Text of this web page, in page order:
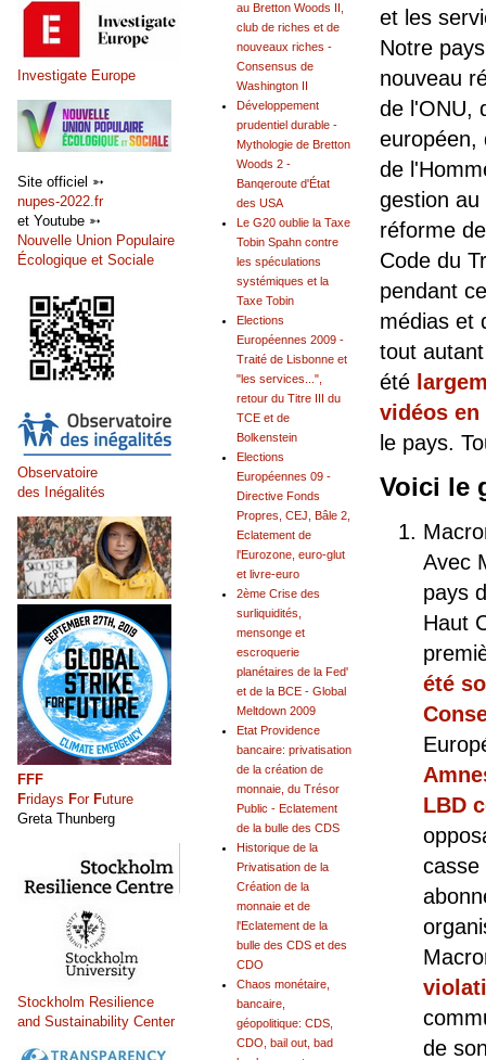
et les
Notre
nouveau
de l'ONU,
européen,
de
gestion
réforme
Code du
pendant
médias et
tout
été
vidéos en
le pays.
Voici le
Avec
pays
Haut
été
LBD
casse
de
au Bretton Woods II,
club de riches et de
nouveaux riches -
Consensus de
Washington II
Développement
prudentiel durable -
Mythologie de Bretton
Woods 2 -
Banqeroute d'État
des USA
Le G20 oublie la Taxe
Tobin Spahn contre
les spéculations
systémiques et la
Taxe Tobin
Elections
Européennes 2009 -
Traité de Lisbonne et
"les services...",
retour du Titre III du
TCE et de
Bolkenstein
Elections
Européennes 09 -
Directive Fonds
Propres, CEJ, Bâle 2,
Eclatement de
l'Eurozone, euro-glut
et livre-euro
2ème Crise des
surliquidités,
mensonge et
escroquerie
planétaires de la Fed'
et de la BCE - Global
Meltdown 2009
Etat Providence
bancaire: privatisation
de la création de
monnaie, du Trésor
Public - Eclatement
de la bulle des CDS
Historique de la
Privatisation de la
Création de la
monnaie et de
l'Eclatement de la
bulle des CDS et des
CDO
Chaos monétaire,
bancaire,
géopolitique: CDS,
CDO, bail out, bad
Investigate Europe
Site officiel ➳
nupes-2022.fr
et Youtube ➳
Nouvelle Union Populaire
Écologique et Sociale
Observatoire
des Inégalités
FFF
Fridays For Future
Greta Thunberg
Stockholm Resilience
and Sustainability Center